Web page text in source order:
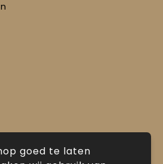
goed te laten